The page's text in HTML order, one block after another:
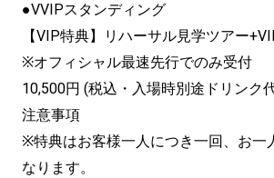
●VVIPスタンディング
【VIP特典】リハーサル見学ツアー
※オフィシャル最速先行でのみ受付
10,500円 (税込・入場時別途ドリンク
注意事項
※特典はお客様一人につき一回、お一
なります。